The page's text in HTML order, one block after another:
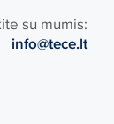
su mumis:
info@tece.lt